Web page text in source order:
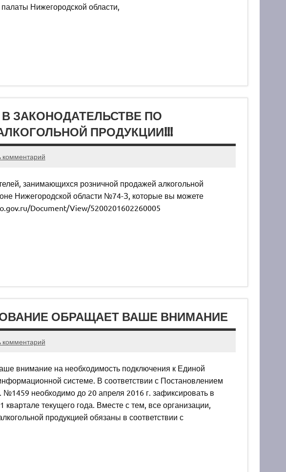
Нижегородской области,
ЗАКОНОДАТЕЛЬСТВЕ ПО
ПРОДУКЦИИ!!!
комментарий
занимающихся розничной продажей алкогольной
Нижегородской области №74-З, которые вы можете
Document/View/5200201602260005
ОБРАЩАЕТ ВАШЕ ВНИМАНИЕ
комментарий
внимание на необходимость подключения к Единой
системе. В соответствии с Постановлением
№1459 необходимо до 20 апреля 2016 г. зафиксировать в
текущего года. Вместе с тем, все организации,
продукцией обязаны в соответствии с